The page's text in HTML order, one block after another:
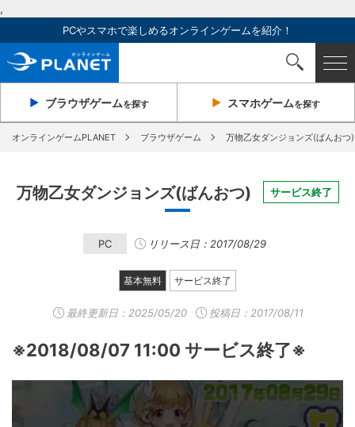
,
PCやスマホで楽しめるオンラインゲームを紹介！
ブラウザゲームを探す スマホゲームを探す
オンラインゲームPLANET ブラウザゲーム 万物乙女ダンジョンズ(ばんおつ)
万物乙女ダンジョンズ(ばんおつ) サービス終了
PC リリース日：2017/08/29
基本無料 サービス終了
最終更新日： 2025/05/20 投稿日：2017/08/11
※2018/08/07 11:00 サービス終了※